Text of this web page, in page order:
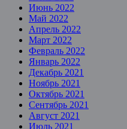
Июнь 2022
Май 2022
Апрель 2022
Март 2022
Февраль 2022
Январь 2022
Декабрь 2021
Ноябрь 2021
Октябрь 2021
Сентябрь 2021
Август 2021
Июль 2021